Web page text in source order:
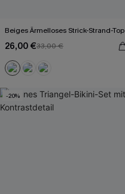
Beiges Ärmelloses Strick-Strand-Top
26,00 €33,00 €
-20%